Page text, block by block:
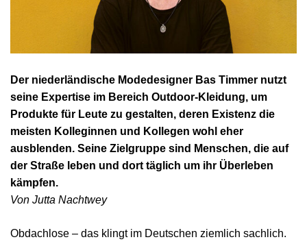
Der niederländische Modedesigner Bas Timmer nutzt
seine Expertise im Bereich Outdoor-Kleidung, um
Produkte für Leute zu gestalten, deren Existenz die
meisten Kolleginnen und Kollegen wohl eher
ausblenden. Seine Zielgruppe sind Menschen, die auf
der Straße leben und dort täglich um ihr Überleben
kämpfen.
Von Jutta Nachtwey
Obdachlose – das klingt im Deutschen ziemlich sachlich.